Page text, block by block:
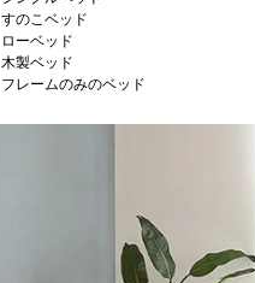
すのこベッド
ローベッド
木製ベッド
フレームのみのベッド